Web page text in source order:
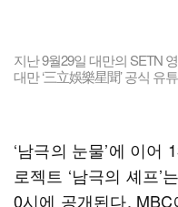
지난 9월29일 대만의 SETN
대만 ‘三立娛樂星聞’ 공식 유
‘남극의 눈물’에 이어
로젝트 ‘남극의 셰프’
0시에 공개된다.